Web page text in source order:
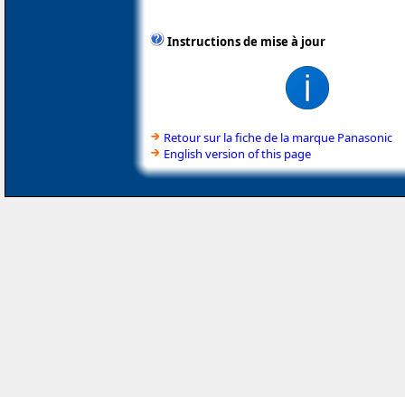
Instructions de mise à jour
Retour sur la fiche de la marque Panasonic
English version of this page